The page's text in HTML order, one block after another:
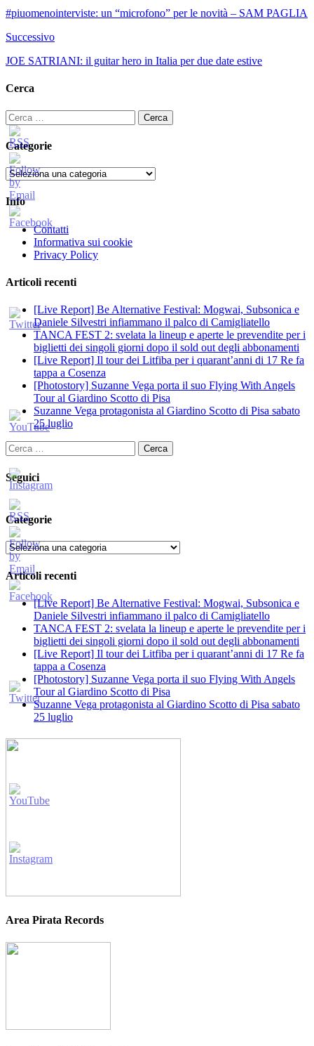
#piuomenointerviste: un “microfono” per le novità – SAM PAGLIA
Successivo
JOE SATRIANI: il guitar hero in Italia per due date estive
Cerca
Ricerca
per:
Categorie
Categorie
Info
Contatti
Informativa sui cookie
Privacy Policy
Articoli recenti
[Live Report] Be Alternative Festival: Mogwai, Subsonica e
Daniele Silvestri infiammano il palco di Camigliatello
TANCA FEST 2: svelata la lineup e aperte le prevendite per i
biglietti dei singoli giorni dopo il sold out degli abbonamenti
[Live Report] Il tour dei Litfiba per i quarant’anni di 17 Re fa
tappa a Cosenza
[Photostory] Suzanne Vega porta il suo Flying With Angels
Tour al Giardino Scotto di Pisa
Suzanne Vega protagonista al Giardino Scotto di Pisa sabato
25 luglio
Ricerca
per:
Seguici
Categorie
Categorie
Articoli recenti
[Live Report] Be Alternative Festival: Mogwai, Subsonica e
Daniele Silvestri infiammano il palco di Camigliatello
TANCA FEST 2: svelata la lineup e aperte le prevendite per i
biglietti dei singoli giorni dopo il sold out degli abbonamenti
[Live Report] Il tour dei Litfiba per i quarant’anni di 17 Re fa
tappa a Cosenza
[Photostory] Suzanne Vega porta il suo Flying With Angels
Tour al Giardino Scotto di Pisa
Suzanne Vega protagonista al Giardino Scotto di Pisa sabato
25 luglio
Area Pirata Records